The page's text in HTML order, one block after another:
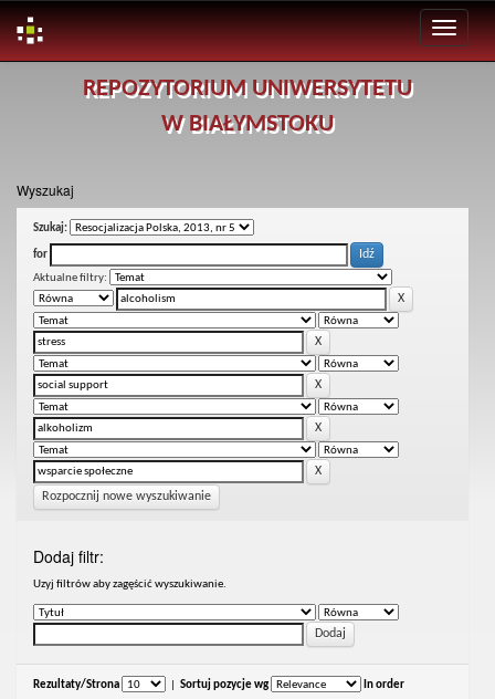
REPOZYTORIUM UNIWERSYTETU
W BIAŁYMSTOKU
Wyszukaj
Szukaj:
for
Aktualne filtry:
Rozpocznij nowe wyszukiwanie
Dodaj filtr:
Uzyj filtrów aby zagęścić wyszukiwanie.
Rezultaty/Strona Sortuj pozycje wg In order